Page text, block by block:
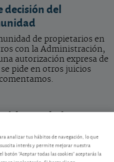
decisión del
de propietarios en
con la Administración,
autorización expresa de
pide en otros juicios
de la
a juicio
de
analizar tus hábitos de navegación, lo que
interés y permite mejorar nuestra
botón "Aceptar todas las cookies" aceptarás la